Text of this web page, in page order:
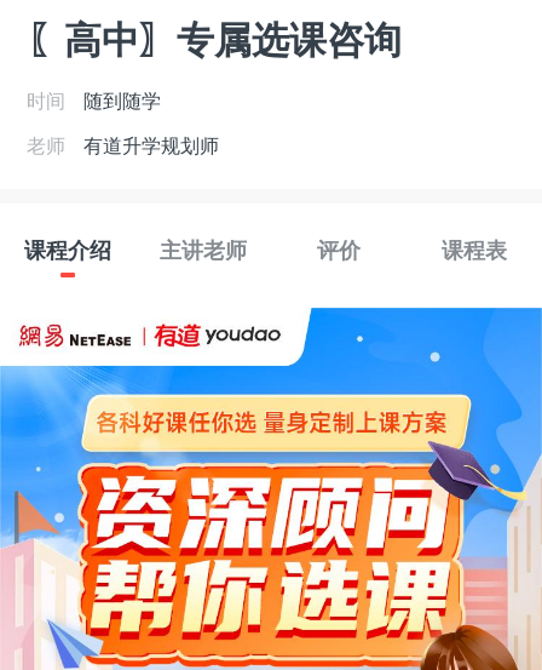
〖高中〗专属选课咨询
时间
随到随学
老师
有道升学规划师
课程介绍 主讲老师 评价 课程表